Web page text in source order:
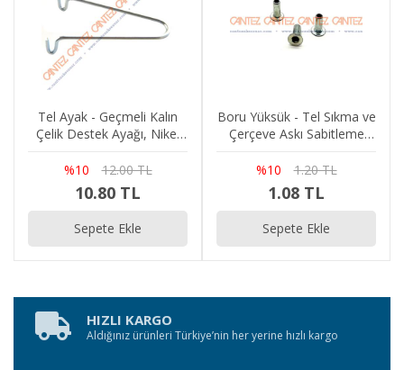
Tel Ayak - Geçmeli Kalın
Çelik Destek Ayağı, Nikel
%10
12.00 TL
10.80 TL
Sepete Ekle
Boru Yüksük - Tel Sıkma ve
Çerçeve Askı Sabitleme
%10
1.20 TL
1.08 TL
Sepete Ekle
HIZLI KARGO
Aldığınız ürünleri Türkiye’nin her yerine hızlı kargo